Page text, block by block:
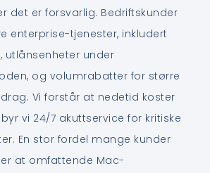
det er forsvarlig. Bedriftskunder
enterprise-tjenester, inkludert
utlånsenheter under
og volumrabatter for større
Vi forstår at nedetid koster
vi 24/7 akuttservice for kritiske
En stor fordel mange kunder
er at omfattende Mac-